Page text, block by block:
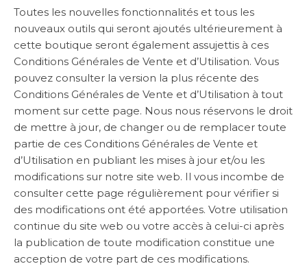
Toutes les nouvelles fonctionnalités et tous les
nouveaux outils qui seront ajoutés ultérieurement à
cette boutique seront également assujettis à ces
Conditions Générales de Vente et d’Utilisation. Vous
pouvez consulter la version la plus récente des
Conditions Générales de Vente et d’Utilisation à tout
moment sur cette page. Nous nous réservons le droit
de mettre à jour, de changer ou de remplacer toute
partie de ces Conditions Générales de Vente et
d’Utilisation en publiant les mises à jour et/ou les
modifications sur notre site web. Il vous incombe de
consulter cette page régulièrement pour vérifier si
des modifications ont été apportées. Votre utilisation
continue du site web ou votre accès à celui-ci après
la publication de toute modification constitue une
acception de votre part de ces modifications.